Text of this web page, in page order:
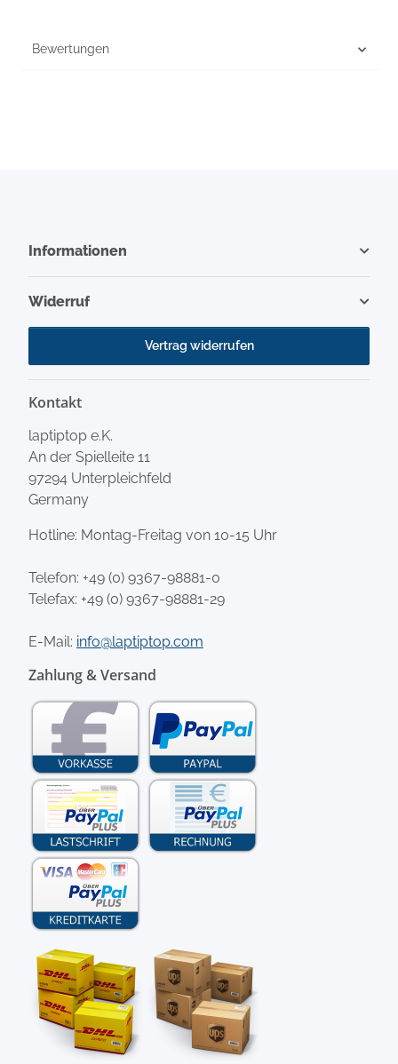
Bewertungen
Informationen
Widerruf
Vertrag widerrufen
Kontakt
laptiptop e.K.
An der Spielleite 11
97294 Unterpleichfeld
Germany
Hotline: Montag-Freitag von 10-15 Uhr
Telefon: +49 (0) 9367-98881-0
Telefax: +49 (0) 9367-98881-29
E-Mail: info@laptiptop.com
Zahlung & Versand